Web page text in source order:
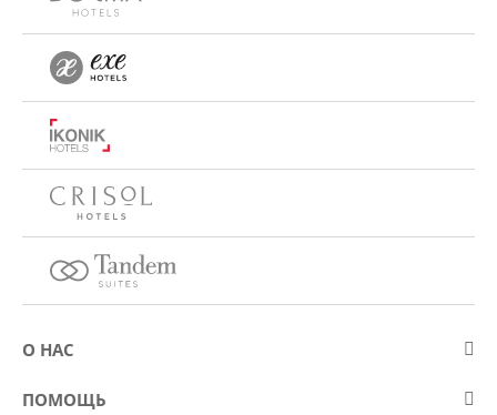
О НАС
О компании Eurostars Hotel Company
ПОМОЩЬ